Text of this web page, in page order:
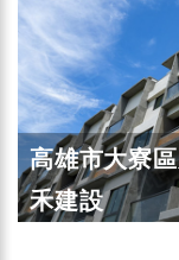
高雄市大寮
禾建設